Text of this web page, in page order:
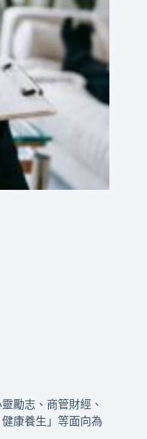
勵志、商管財經、
康養生」等面向為